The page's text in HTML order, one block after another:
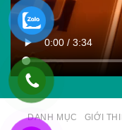
DANH MỤC GIỚI